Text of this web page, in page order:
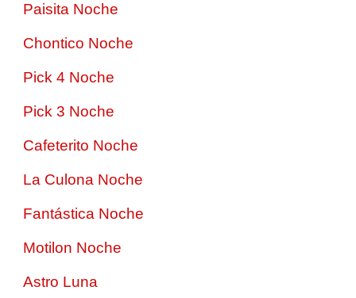
Paisita Noche
Chontico Noche
Pick 4 Noche
Pick 3 Noche
Cafeterito Noche
La Culona Noche
Fantástica Noche
Motilon Noche
Astro Luna